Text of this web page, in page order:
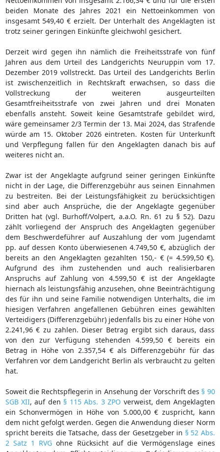
beiden Monate des Jahres 2021 ein Nettoeinkommen von
insgesamt 549,40 € erzielt. Der Unterhalt des Angeklagten ist
trotz seiner geringen Einkünfte gleichwohl gesichert.
Derzeit wird gegen ihn nämlich die Freiheitsstrafe von fünf
Jahren aus dem Urteil des Landgerichts Neuruppin vom 17.
Dezember 2019 vollstreckt. Das Urteil des Landgerichts Berlin
ist zwischenzeitlich in Rechtskraft erwachsen, so dass die
Vollstreckung der weiteren ausgeurteilten
Gesamtfreiheitsstrafe von zwei Jahren und drei Monaten
ebenfalls ansteht. Soweit keine Gesamtstrafe gebildet wird,
wäre gemeinsamer 2/3 Termin der 13. Mai 2024, das Strafende
würde am 15. Oktober 2026 eintreten. Kosten für Unterkunft
und Verpflegung fallen für den Angeklagten danach bis auf
weiteres nicht an.
Zwar ist der Angeklagte aufgrund seiner geringen Einkünfte
nicht in der Lage, die Differenzgebühr aus seinen Einnahmen
zu bestreiten. Bei der Leistungsfähigkeit zu berücksichtigen
sind aber auch Ansprüche, die der Angeklagte gegenüber
Dritten hat (vgl. Burhoff/Volpert, a.a.O. Rn. 61 zu § 52). Dazu
zählt vorliegend der Anspruch des Angeklagten gegenüber
dem Beschwerdeführer auf Auszahlung der vom Jugendamt
pp. auf dessen Konto überwiesenen 4.749,50 €, abzüglich der
bereits an den Angeklagten gezahlten 150,- € (= 4.599,50 €).
Aufgrund des ihm zustehenden und auch realisierbaren
Anspruchs auf Zahlung von 4.599,50 € ist der Angeklagte
hiernach als leistungsfähig anzusehen, ohne Beeinträchtigung
des für ihn und seine Familie notwendigen Unterhalts, die im
hiesigen Verfahren angefallenen Gebühren eines gewählten
Verteidigers (Differenzgebühr) jedenfalls bis zu einer Höhe von
2.241,96 € zu zahlen. Dieser Betrag ergibt sich daraus, dass
von den zur Verfügung stehenden 4.599,50 € bereits ein
Betrag in Höhe von 2.357,54 € als Differenzgebühr für das
Verfahren vor dem Landgericht Berlin als verbraucht zu gelten
hat.
Soweit die Rechtspflegerin in Ansehung der Vorschrift des § 90
SGB XII, auf den § 115 Abs. 3 ZPO verweist, dem Angeklagten
ein Schonvermögen in Höhe von 5.000,00 € zuspricht, kann
dem nicht gefolgt werden. Gegen die Anwendung dieser Norm
spricht bereits die Tatsache, dass der Gesetzgeber in § 52 Abs.
2 Satz 1 RVG ohne Rücksicht auf die Vermögenslage eines